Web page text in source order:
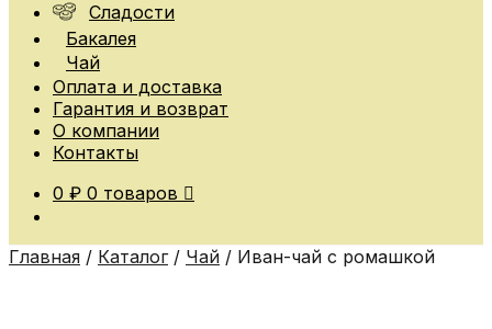
Сладости
Бакалея
Чай
Оплата и доставка
Гарантия и возврат
О компании
Контакты
0 ₽ 0 товаров
Главная / Каталог/ Чай / Иван-чай с ромашкой